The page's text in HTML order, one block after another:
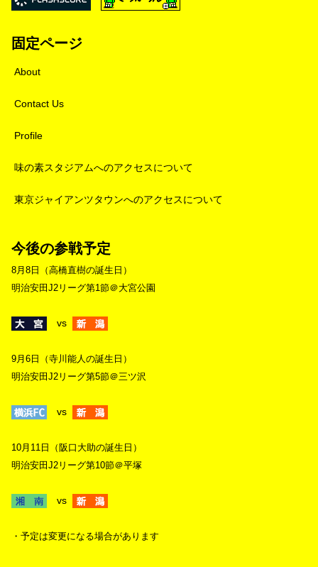
固定ページ
About
Contact Us
Profile
味の素スタジアムへのアクセスについて
東京ジャイアンツタウンへのアクセスについて
今後の参戦予定
8月8日（高橋直樹の誕生日）
明治安田J2リーグ第1節＠大宮公園
vs
9月6日（寺川能人の誕生日）
明治安田J2リーグ第5節＠三ツ沢
vs
10月11日（阪口大助の誕生日）
明治安田J2リーグ第10節＠平塚
vs
・予定は変更になる場合があります